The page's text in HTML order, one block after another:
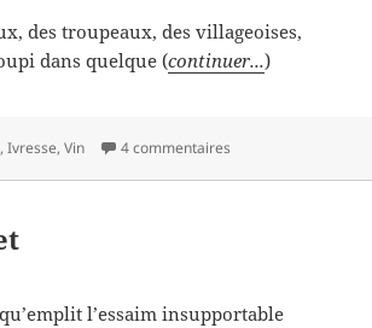
des troupeaux, des villageoises,
dans quelque (continuer...)
,Ivresse,Vin 4 commentaires
l’essaim insupportable